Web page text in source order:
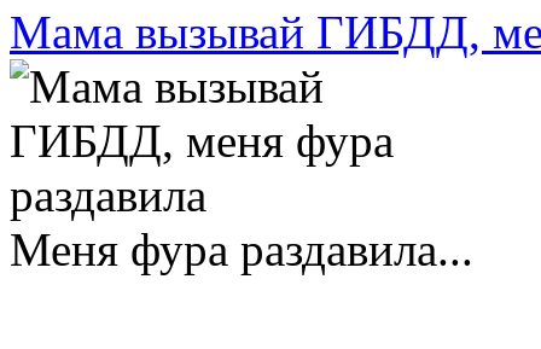
Мама вызывай ГИБДД,
Меня фура раздавила...